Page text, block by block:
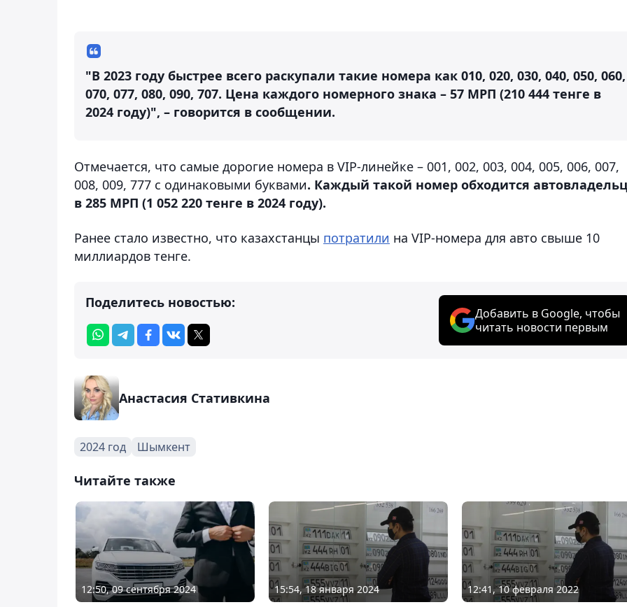
"В 2023 году быстрее всего раскупали такие номера как 010, 020, 030, 040, 050, 060,
070, 077, 080, 090, 707. Цена каждого номерного знака – 57 МРП (210 444 тенге в
2024 году)", – говорится в сообщении.
Отмечается, что самые дорогие номера в VIP-линейке – 001, 002, 003, 004, 005, 006, 007,
008, 009, 777 с одинаковыми буквами. Каждый такой номер обходится
в 285 МРП (1 052 220 тенге в 2024 году).
Ранее стало известно, что казахстанцы потратили на VIP-номера для авто свыше 10
миллиардов тенге.
Поделитесь новостью:
Добавить в Google, чтобы
читать новости первым
Анастасия Стативкина
2024 год Шымкент
Читайте также
12:50, 09 сентября 2024 15:54, 18 января 2024 12:41, 10 февраля 2022